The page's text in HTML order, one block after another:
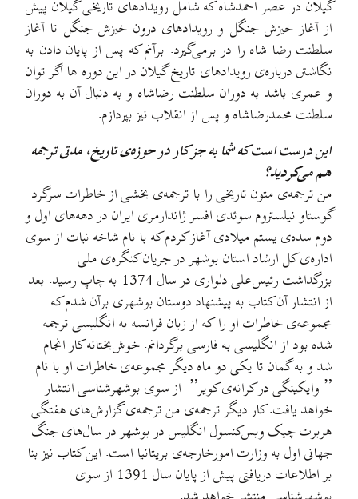
گیلان در عصر احمدشاه که شامل رویدادهای تاریخی گیلان پیش
از آغاز خیزش جنگل و رویدادهای درون خیزش جنگل تا آغاز
سلطنت رضا شاه را در برمی‌گیرد. برآنم که پس از پایان دادن به
نگاشتن درباره‌ی رویدادهای تاریخ گیلان در این دوره ها اگر توان
و عمری باشد به دوران سلطنت رضاشاه و به دنبال آن به دوران
سلطنت محمدرضاشاه و پس از انقلاب نیز بپردازم.
این درست است که شما به جز کار در حوزه‌ی تاریخ، مدتی ترجمه
هم می‌کردید؟
من ترجمه‌ی متون تاریخی را با ترجمه‌ی بخشی از خاطرات سرگرد
گوستاو نیلستروم سوئدی افسر ژاندارمری ایران در دهه‌های اول و
دوم سده‌ی یستم میلادی آغاز کردم که با نام شاخه نبات از سوی
اداره‌ی کل ارشاد استان بوشهر در جریان کنگره‌ی ملی
بزرگداشت رئیس‌علی دلواری در سال 1374 به چاپ رسید. بعد
از انتشار آن کتاب به پیشنهاد دوستان بوشهری برآن شدم که
مجموعه‌ی خاطرات او را که از زبان فرانسه به انگلیسی ترجمه
شده بود از انگلیسی به فارسی برگردانم. خوش‌بختانه کار انجام
شد و به گمان تا یکی دو ماه دیگر مجموعه‌ی خاطرات او با نام
” وایکینگی در کرانه‌ی کویر” از سوی بوشهرشناسی انتشار
خواهد یافت. کار دیگر ترجمه‌ی من ترجمه‌ی گزارش‌های هفتگی
هربرت چیک ویس‌کنسول انگلیس در بوشهر در سال‌های جنگ
جهانی اول به وزارت امورخارجه‌ی بریتانیا است. این کتاب نیز بنا
بر اطلاعات دریافتی پیش از پایان سال 1391 از سوی